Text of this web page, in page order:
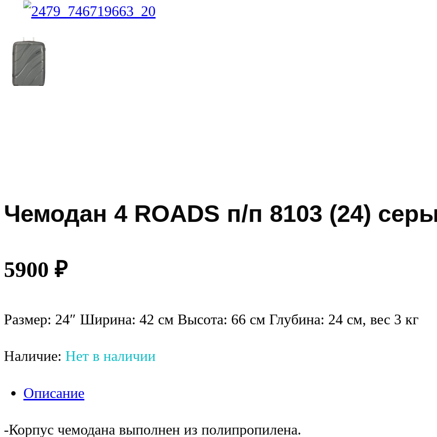
Чемодан 4 ROADS п/п 8103 (24)
5900 ₽
Размер: 24″ Ширина: 42 см Высота: 66 см Глубина: 24 см, вес 3 кг
Наличие: Нет в наличии
Описание
-Корпус чемодана выполнен из полипропилена.